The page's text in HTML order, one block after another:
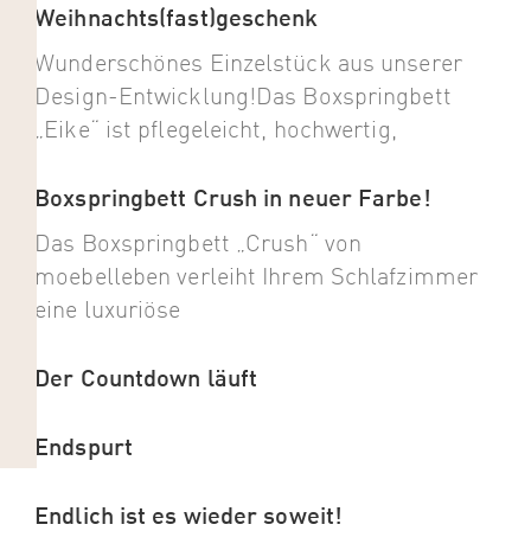
Weihnachts(fast)geschenk
Wunderschönes Einzelstück aus unserer
Design-Entwicklung!Das Boxspringbett
„Eike“ ist pflegeleicht, hochwertig,
Boxspringbett Crush in neuer Farbe!
Das Boxspringbett „Crush“ von
moebelleben verleiht Ihrem Schlafzimmer
eine luxuriöse
Der Countdown läuft
Endspurt
Endlich ist es wieder soweit!